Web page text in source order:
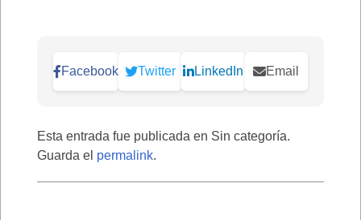
Facebook Twitter LinkedIn Email
Esta entrada fue publicada en Sin categoría.
Guarda el permalink.